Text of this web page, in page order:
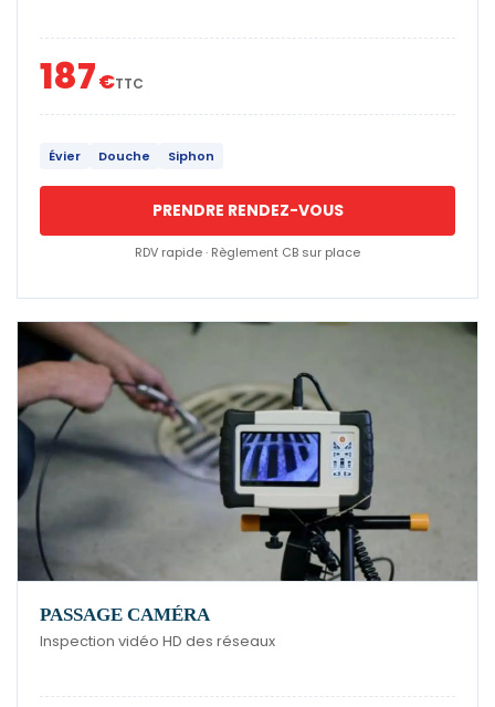
187€TTC
Évier Douche Siphon
PRENDRE RENDEZ-VOUS
RDV rapide · Règlement CB sur place
PASSAGE CAMÉRA
Inspection vidéo HD des réseaux